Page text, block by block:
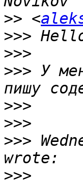
>> <
>>>
>>>
>>> У
>>>
>>>
>>>
>>>